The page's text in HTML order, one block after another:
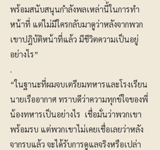
พร้อมสนับสนุนกำลังพลเหล่านี้ในการทำ
หน้าที่ แต่ไม่มีใครกลับมาดูว่าหลังจากพวก
เขาปฎิบัติหน้าที่แล้ว มีชีวิตความเป็นอยู่
อย่างไร”
.
“ในฐานะที่ผมจบเตรียมทหารและโรงเรียน
นายเรืออากาศ ทราบดีว่าความทุกข์ใจของพี่
น้องทหารเป็นอย่างไร เชื่อมั่นว่าพวกเขา
พร้อมรบ แต่พวกเขาไม่เคยเชื่อเลยว่าหลัง
จากรบแล้ว จะได้รับการดูแลจริงหรือเปล่า